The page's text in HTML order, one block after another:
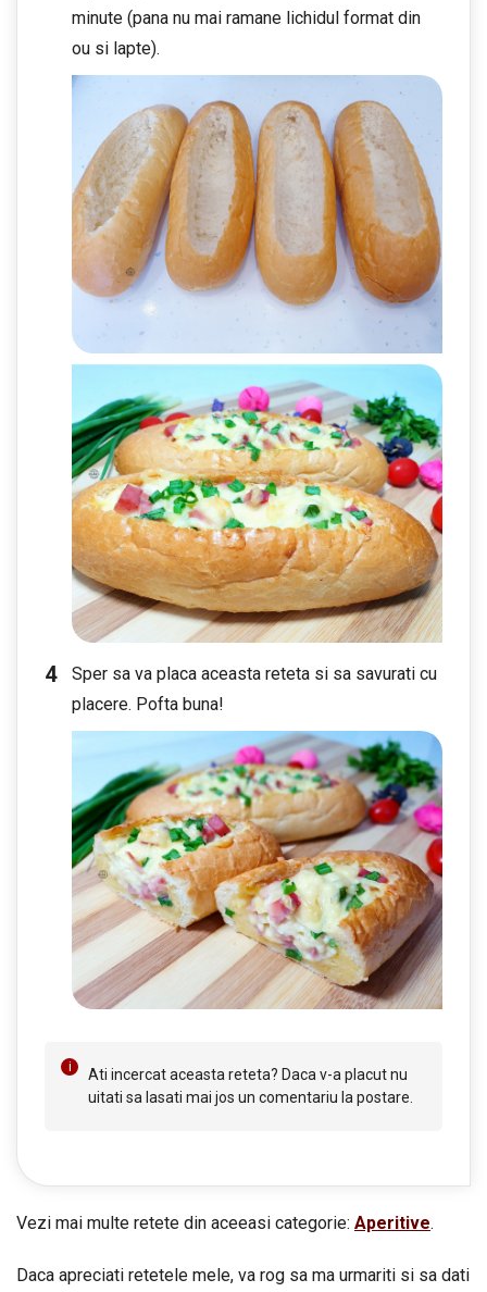
minute (pana nu mai ramane lichidul format din
ou si lapte).
Sper sa va placa aceasta reteta si sa savurati cu
placere. Pofta buna!
Ati incercat aceasta reteta? Daca v-a placut nu
uitati sa lasati mai jos un comentariu la postare.
Vezi mai multe retete din aceeasi categorie: Aperitive.
Daca apreciati retetele mele, va rog sa ma urmariti si sa dati